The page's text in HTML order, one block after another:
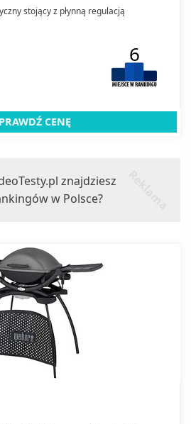
stojący z płynną regulacją
6
CENĘ
znajdziesz
w Polsce?